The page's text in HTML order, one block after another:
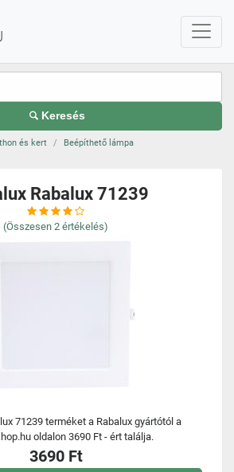
Keresés
és kert
Beépíthető lámpa
Rabalux 71239
(Összesen 2 értékelés)
71239 terméket a Rabalux gyártótól a
oldalon 3690 Ft - ért találja.
3690 Ft